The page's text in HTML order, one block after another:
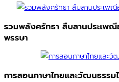
รวมพลังศรัทธา สืบสานประเพณี
พรรษา
การสอนภาษาไทยและวัฒนธรรม